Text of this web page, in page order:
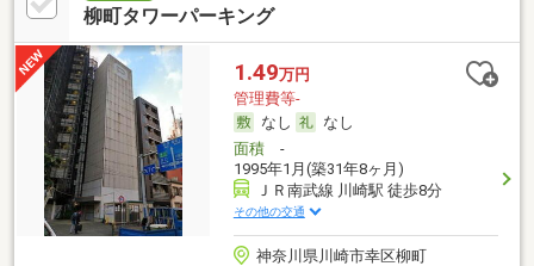
柳町タワーパーキング
1.49万円
管理費等-
なし
なし
面積-
1995年1月(築31年8ヶ月)
ＪＲ南武線 川崎駅 徒歩8分
その他の交通
神奈川県川崎市幸区柳町